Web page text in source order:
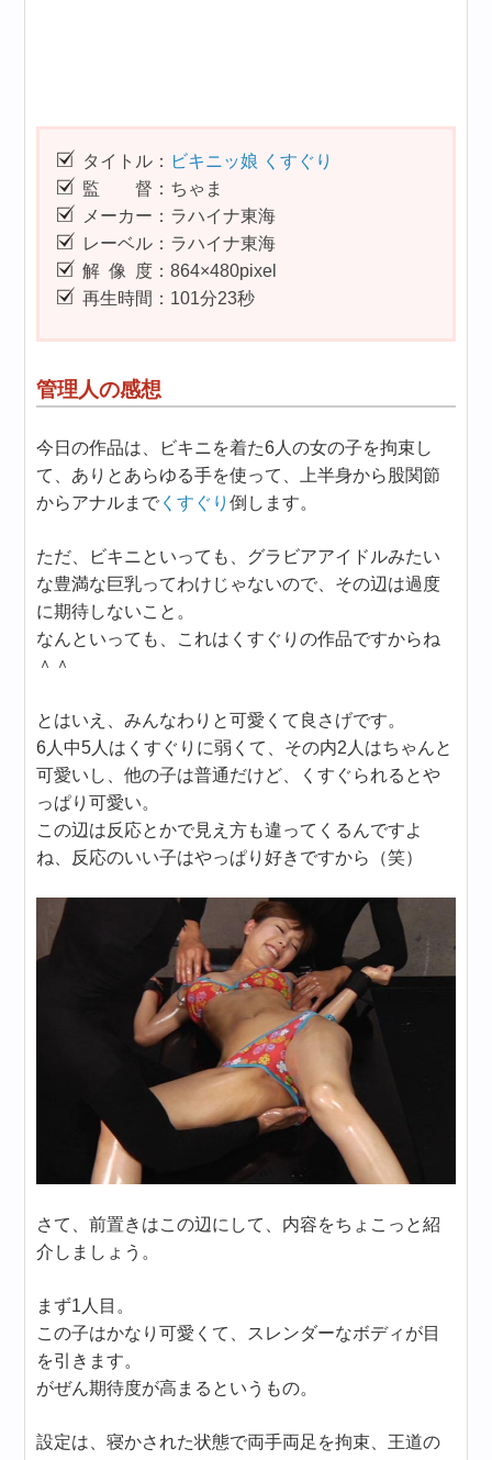
タイトル： ビキニッ娘 くすぐり
監 督：ちゃま
メーカー：ラハイナ東海
レーベル：ラハイナ東海
解 像 度：864×480pixel
再生時間：101分23秒
管理人の感想
今日の作品は、ビキニを着た6人の女の子を拘束し
て、ありとあらゆる手を使って、上半身から股関節
からアナルまで くすぐり倒します。
ただ、ビキニといっても、グラビアアイドルみたい
な豊満な巨乳ってわけじゃないので、その辺は過度
に期待しないこと。
なんといっても、これはくすぐりの作品ですからね
＾＾
とはいえ、みんなわりと可愛くて良さげです。
6人中5人はくすぐりに弱くて、その内2人はちゃんと
可愛いし、他の子は普通だけど、くすぐられるとや
っぱり可愛い。
この辺は反応とかで見え方も違ってくるんですよ
ね、反応のいい子はやっぱり好きですから（笑）
さて、前置きはこの辺にして、内容をちょこっと紹
介しましょう。
まず1人目。
この子はかなり可愛くて、スレンダーなボディが目
を引きます。
がぜん期待度が高まるというもの。
設定は、寝かされた状態で両手両足を拘束、王道の